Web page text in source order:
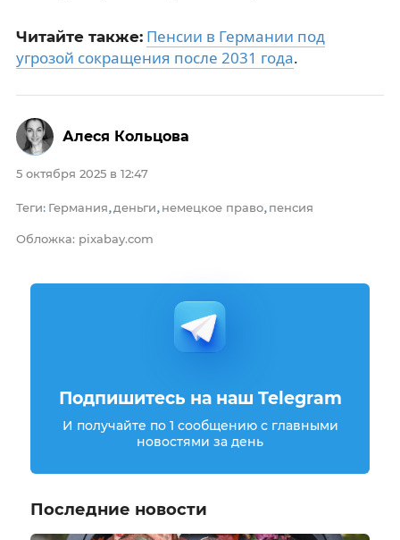
Читайте также: Пенсии в Германии под
угрозой сокращения после 2031 года.
5 октября 2025 в 12:47
Теги: Германия, деньги, немецкое право, пенсия
Обложка: pixabay.com
Алеся Кольцова
Подпишитесь на наш Telegram
И получайте по 1 сообщению с главными
новостями за день
Последние новости